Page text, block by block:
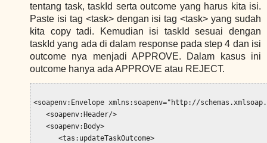
tentang task, taskId serta outcome yang harus kita isi.
Paste isi tag <task> dengan isi tag <task> yang sudah
kita copy tadi. Kemudian isi taskId sesuai dengan
taskId yang ada di dalam response pada step 4 dan isi
outcome nya menjadi APPROVE. Dalam kasus ini
outcome hanya ada APPROVE atau REJECT.
<soapenv:Envelope xmlns:soapenv="http://
   <soapenv:Header/>
   <soapenv:Body>
      <tas:updateTaskOutcome>